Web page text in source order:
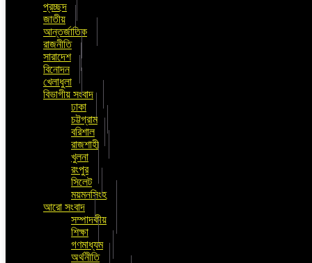
প্রচ্ছদ
জাতীয়
আন্তর্জাতিক
রাজনীতি
সারাদেশ
বিনোদন
খেলাধুলা
বিভাগীয় সংবাদ
ঢাকা
চট্টগ্রাম
বরিশাল
রাজশাহী
খুলনা
রংপুর
সিলেট
ময়মনসিংহ
আরো সংবাদ
সম্পাদকীয়
শিক্ষা
গণমাধ্যম
অর্থনীতি